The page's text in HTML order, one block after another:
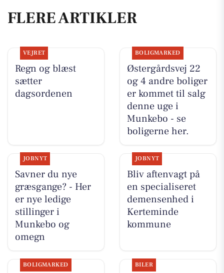
FLERE ARTIKLER
VEJRET
Regn og blæst
sætter
dagsordenen
BOLIGMARKED
Østergårdsvej 22
og 4 andre boliger
er kommet til salg
denne uge i
Munkebo - se
boligerne her.
JOBNYT
Savner du nye
græsgange? - Her
er nye ledige
stillinger i
Munkebo og
omegn
JOBNYT
Bliv aftenvagt på
en specialiseret
demensenhed i
Kerteminde
kommune
BOLIGMARKED BILER